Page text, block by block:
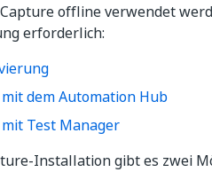
offline verwendet
erforderlich:
dem Automation Hub
Test Manager
Installation gibt es zwei